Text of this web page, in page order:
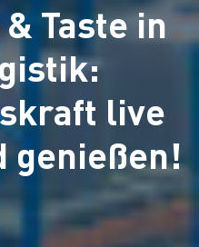
Taste in
live
genießen!